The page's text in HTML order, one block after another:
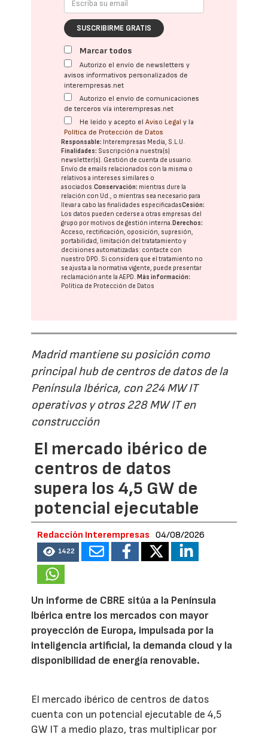
SUSCRIBIRME GRATIS
Marcar todos
Autorizo el envío de newsletters y
avisos informativos personalizados de
interempresas.net
Autorizo el envío de comunicaciones
de terceros vía interempresas.net
He leído y acepto elAviso Legal y la
Política de Protección de Datos
Responsable: Interempresas Media, S.L.U.
Finalidades: Suscripción a nuestra(s)
newsletter(s). Gestión de cuenta de usuario.
Envío de emails relacionados con la misma o
relativos a intereses similares o
asociados.Conservación: mientras dure la
relación con Ud., o mientras sea necesario para
llevar a cabo las finalidades especificadasCesión:
Los datos pueden cederse a otras empresas del
grupo por motivos de gestión interna.Derechos:
Acceso, rectificación, oposición, supresión,
portabilidad, limitación del tratatamiento y
decisiones automatizadas: contacte con
nuestro DPD. Si considera que el tratamiento no
se ajusta a la normativa vigente, puede presentar
reclamación ante laAEPD.Más información:
Política de Protección de Datos
Madrid mantiene su posición como
principal hub de centros de datos de la
Península Ibérica, con 224 MW IT
operativos y otros 228 MW IT en
construcción
El mercado ibérico de
centros de datos
supera los 4,5 GW de
potencial ejecutable
Redacción Interempresas 04/08/2026
1422
Un informe de CBRE sitúa a la Península
Ibérica entre los mercados con mayor
proyección de Europa, impulsada por la
inteligencia artificial, la demanda cloud y la
disponibilidad de energía renovable.
El mercado ibérico de centros de datos
cuenta con un potencial ejecutable de 4,5
GW IT a medio plazo, tras multiplicar por